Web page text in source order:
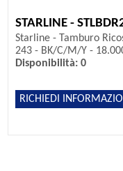
STARLINE -
Starline - Tamburo
243 - BK/C/M/Y -
Disponibilità: 0
RICHIEDI